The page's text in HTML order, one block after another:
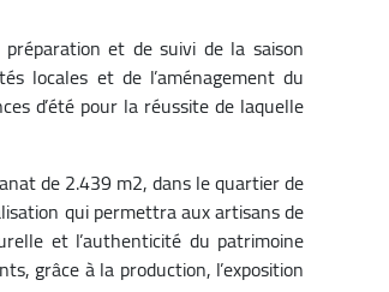
et de suivi de la saison
locales et de l’aménagement du
d’été pour la réussite de laquelle
de 2.439 m2, dans le quartier de
qui permettra aux artisans de
et l’authenticité du patrimoine
grâce à la production, l’exposition